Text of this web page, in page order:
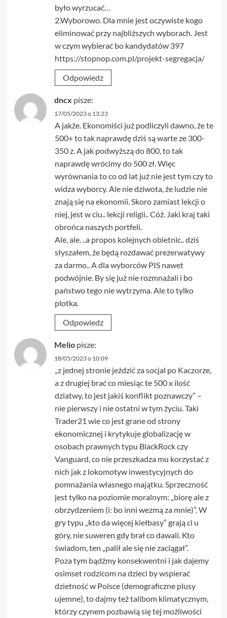
było wyrzucać…
2.Wyborowo. Dla mnie jest oczywiste kogo
eliminować przy najbliższych wyborach. Jest
w czym wybierać bo kandydatów 397
https://stopnop.com.pl/projekt-segregacja/
Odpowiedz
dncx pisze:
17/05/2023 o 13:23
A jakże. Ekonomiści już podliczyli dawno, że te
500+ to tak naprawdę dziś są warte ze 300-
350 z. A jak podwyższą do 800, to tak
naprawdę wrócimy do 500 zł. Więc
wyrównania to co od lat już nie jest tym czy to
widza wyborcy. Ale nie dziwota, że ludzie nie
znają się na ekonomii. Skoro zamiast lekcji o
niej, jest w ciu.. lekcji religii.. Cóż. Jaki kraj taki
obrońca naszych portfeli.
Ale, ale. ..a propos kolejnych obietnic.. dziś
słyszałem, że będą rozdawać prezerwatywy
za darmo.. A dla wyborców PIS nawet
podwójnie. By się już nie rozmnażali i bo
państwo tego nie wytrzyma. Ale to tylko
plotka.
Odpowiedz
Melio pisze:
18/05/2023 o 10:09
„z jednej stronie jeździć za socjal po Kaczorze,
a z drugiej brać co miesiąc te 500 x ilość
dziatwy, to jest jakiś konflikt poznawczy” –
nie pierwszy i nie ostatni w tym życiu. Taki
Trader21 wie co jest grane od strony
ekonomicznej i krytykuje globalizację w
osobach prawnych typu BlackRock czy
Vanguard, co nie przeszkadza mu korzystać z
nich jak z lokomotyw inwestycyjnych do
pomnażania własnego majątku. Sprzeczność
jest tylko na poziomie moralnym: „biorę ale z
obrzydzeniem (i: bo inni wezmą za mnie)”. W
gry typu „kto da więcej kiełbasy” grają ci u
góry, nie suweren gdy brał co dawali. Kto
świadom, ten „palił ale się nie zaciągał”.
Poza tym bądźmy konsekwentni i jak dajemy
osimset rodzicom na dzieci by wspierać
dzietność w Polsce (demograficzne plusy
ujemne), to dajmy też talibom klimatycznym,
którzy czynem pozbawią się tej możliwości